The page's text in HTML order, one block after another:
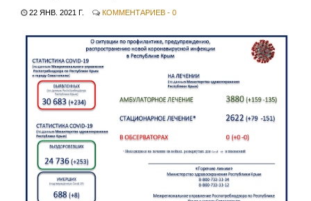
22 ЯНВ. 2021 Г. КОММЕНТАРИЕВ - 0